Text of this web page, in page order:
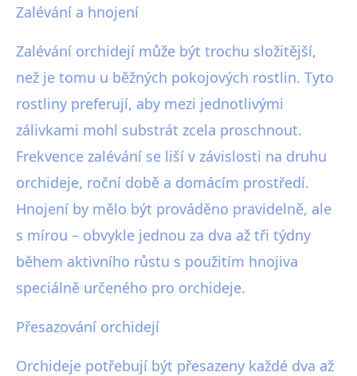
Zalévání a hnojení
Zalévání orchidejí může být trochu složitější,
než je tomu u běžných pokojových rostlin. Tyto
rostliny preferují, aby mezi jednotlivými
zálivkami mohl substrát zcela proschnout.
Frekvence zalévání se liší v závislosti na druhu
orchideje, roční době a domácím prostředí.
Hnojení by mělo být prováděno pravidelně, ale
s mírou – obvykle jednou za dva až tři týdny
během aktivního růstu s použitím hnojiva
speciálně určeného pro orchideje.
Přesazování orchidejí
Orchideje potřebují být přesazeny každé dva až